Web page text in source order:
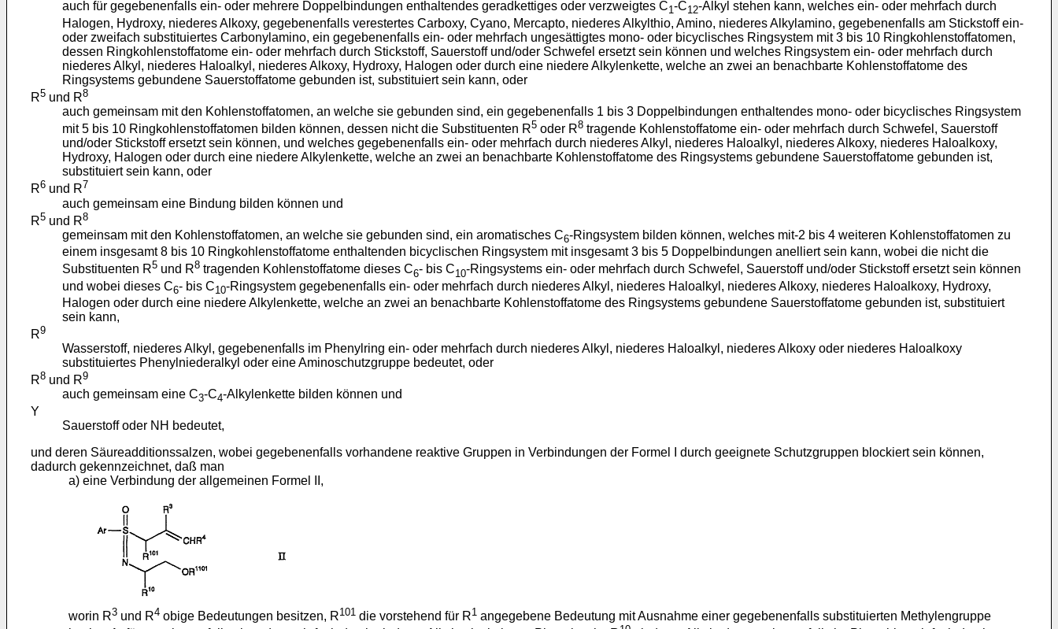
auch für gegebenenfalls ein- oder mehrere Doppelbindungen enthaltendes geradkettiges oder verzweigtes C1-C12-Alkyl stehen kann, welches ein- oder mehrfach durch
Halogen, Hydroxy, niederes Alkoxy, gegebenenfalls verestertes Carboxy, Cyano, Mercapto, niederes Alkylthio, Amino, niederes Alkylamino, gegebenenfalls am Stickstoff ein-
oder zweifach substituiertes Carbonylamino, ein gegebenenfalls ein- oder mehrfach ungesättigtes mono- oder bicyclisches Ringsystem mit 3 bis 10 Ringkohlenstoffatomen,
dessen Ringkohlenstoffatome ein- oder mehrfach durch Stickstoff, Sauerstoff und/oder Schwefel ersetzt sein können und welches Ringsystem ein- oder mehrfach durch
niederes Alkyl, niederes Haloalkyl, niederes Alkoxy, Hydroxy, Halogen oder durch eine niedere Alkylenkette, welche an zwei an benachbarte Kohlenstoffatome des
Ringsystems gebundene Sauerstoffatome gebunden ist, substituiert sein kann, oder
R5 und R8
auch gemeinsam mit den Kohlenstoffatomen, an welche sie gebunden sind, ein gegebenenfalls 1 bis 3 Doppelbindungen enthaltendes mono- oder bicyclisches Ringsystem
mit 5 bis 10 Ringkohlenstoffatomen bilden können, dessen nicht die Substituenten R5 oder R8 tragende Kohlenstoffatome ein- oder mehrfach durch Schwefel, Sauerstoff
und/oder Stickstoff ersetzt sein können, und welches gegebenenfalls ein- oder mehrfach durch niederes Alkyl, niederes Haloalkyl, niederes Alkoxy, niederes Haloalkoxy,
Hydroxy, Halogen oder durch eine niedere Alkylenkette, welche an zwei an benachbarte Kohlenstoffatome des Ringsystems gebundene Sauerstoffatome gebunden ist,
substituiert sein kann, oder
R6 und R7
auch gemeinsam eine Bindung bilden können und
R5 und R8
gemeinsam mit den Kohlenstoffatomen, an welche sie gebunden sind, ein aromatisches C6-Ringsystem bilden können, welches mit-2 bis 4 weiteren Kohlenstoffatomen zu
einem insgesamt 8 bis 10 Ringkohlenstoffatome enthaltenden bicyclischen Ringsystem mit insgesamt 3 bis 5 Doppelbindungen anelliert sein kann, wobei die nicht die
Substituenten R5 und R8 tragenden Kohlenstoffatome dieses C6- bis C10-Ringsystems ein- oder mehrfach durch Schwefel, Sauerstoff und/oder Stickstoff ersetzt sein können
und wobei dieses C6- bis C10-Ringsystem gegebenenfalls ein- oder mehrfach durch niederes Alkyl, niederes Haloalkyl, niederes Alkoxy, niederes Haloalkoxy, Hydroxy,
Halogen oder durch eine niedere Alkylenkette, welche an zwei an benachbarte Kohlenstoffatome des Ringsystems gebundene Sauerstoffatome gebunden ist, substituiert
sein kann,
R9
Wasserstoff, niederes Alkyl, gegebenenfalls im Phenylring ein- oder mehrfach durch niederes Alkyl, niederes Haloalkyl, niederes Alkoxy oder niederes Haloalkoxy
substituiertes Phenylniederalkyl oder eine Aminoschutzgruppe bedeutet, oder
R8 und R9
auch gemeinsam eine C3-C4-Alkylenkette bilden können und
Y
Sauerstoff oder NH bedeutet,
und deren Säureadditionssalzen, wobei gegebenenfalls vorhandene reaktive Gruppen in Verbindungen der Formel I durch geeignete Schutzgruppen blockiert sein können,
dadurch gekennzeichnet, daß man
a) eine Verbindung der allgemeinen Formel II,
worin R3 und R4 obige Bedeutungen besitzen, R101 die vorstehend für R1 angegebene Bedeutung mit Ausnahme einer gegebenenfalls substituierten Methylengruppe